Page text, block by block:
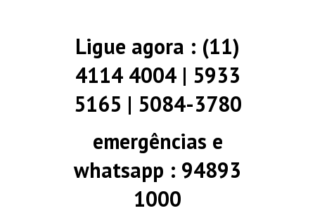
Ligue agora : (11)
4114 4004 | 5933
5165 | 5084-3780
emergências e
whatsapp : 94893
1000